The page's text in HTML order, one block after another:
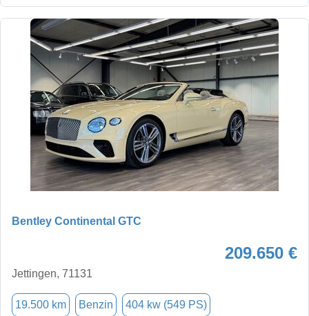
Bentley Continental GTC
209.650 €
Jettingen, 71131
19.500 km Benzin 404 kw (549 PS)